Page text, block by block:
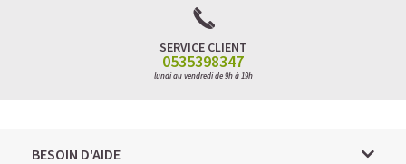
SERVICE CLIENT
0535398347
lundi au vendredi de 9h à 19h
BESOIN D'AIDE